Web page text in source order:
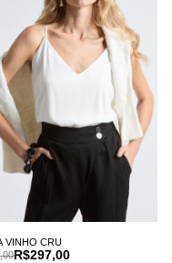
VINHO CRU
R$297,00